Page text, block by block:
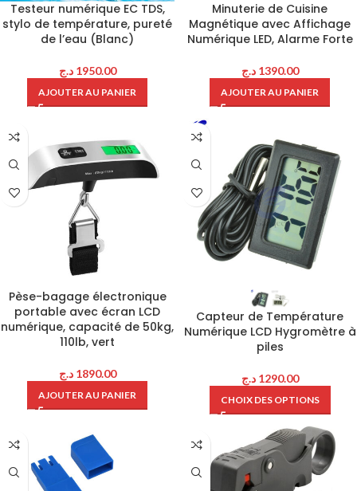
Testeur numérique EC TDS,
stylo de température, pureté
de l’eau (Blanc)
1950.00 د.ج
AJOUTER AU PANIER
Minuterie de Cuisine
Magnétique avec Affichage
Numérique LED, Alarme Forte
1390.00 د.ج
AJOUTER AU PANIER
Pèse-bagage électronique
portable avec écran LCD
numérique, capacité de 50kg,
110lb, vert
1890.00 د.ج
AJOUTER AU PANIER
Capteur de Température
Numérique LCD Hygromètre à
piles
1290.00 د.ج
CHOIX DES OPTIONS